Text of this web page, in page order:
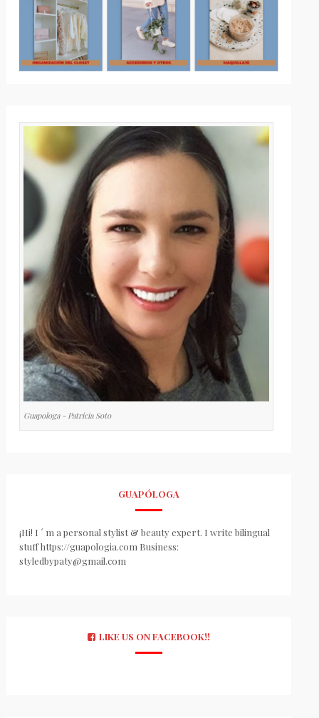
Guapologa - Patricia Soto
GUAPÓLOGA
¡Hi! I ´ m a personal stylist & beauty expert. I write bilingual
stuff https://guapologia.com Business:
styledbypaty@gmail.com
LIKE US ON FACEBOOK!!